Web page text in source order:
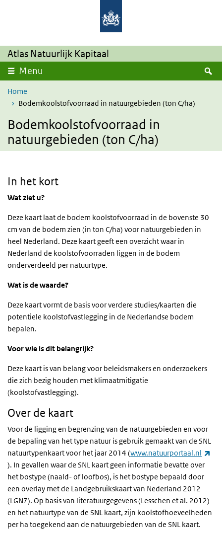
Overslaan en naar de inhoud gaan
Atlas Natuurlijk Kapitaal
Menu
Home
Bodemkoolstofvoorraad in natuurgebieden (ton C/ha)
Bodemkoolstofvoorraad in
natuurgebieden (ton C/ha)
In het kort
Wat ziet u?
Deze kaart laat de bodem koolstofvoorraad in de bovenste 30
cm van de bodem zien (in ton C/ha) voor natuurgebieden in
heel Nederland. Deze kaart geeft een overzicht waar in
Nederland de koolstofvoorraden liggen in de bodem
onderverdeeld per natuurtype.
Wat is de waarde?
Deze kaart vormt de basis voor verdere studies/kaarten die
potentiele koolstofvastlegging in de Nederlandse bodem
bepalen.
Voor wie is dit belangrijk?
Deze kaart is van belang voor beleidsmakers en onderzoekers
die zich bezig houden met klimaatmitigatie
(koolstofvastlegging).
Over de kaart
Voor de ligging en begrenzing van de natuurgebieden en voor
de bepaling van het type natuur is gebruik gemaakt van de SNL
natuurtypenkaart voor het jaar 2014 (www.natuurportaal.nl
(externe link)
). In gevallen waar de SNL kaart geen informatie bevatte over
het bostype (naald- of loofbos), is het bostype bepaald door
een overlay met de Landgebruikskaart van Nederland 2012
(LGN7). Op basis van literatuurgegevens (Lesschen et al. 2012)
en het natuurtype van de SNL kaart, zijn koolstofhoeveelheden
per ha toegekend aan de natuurgebieden van de SNL kaart.